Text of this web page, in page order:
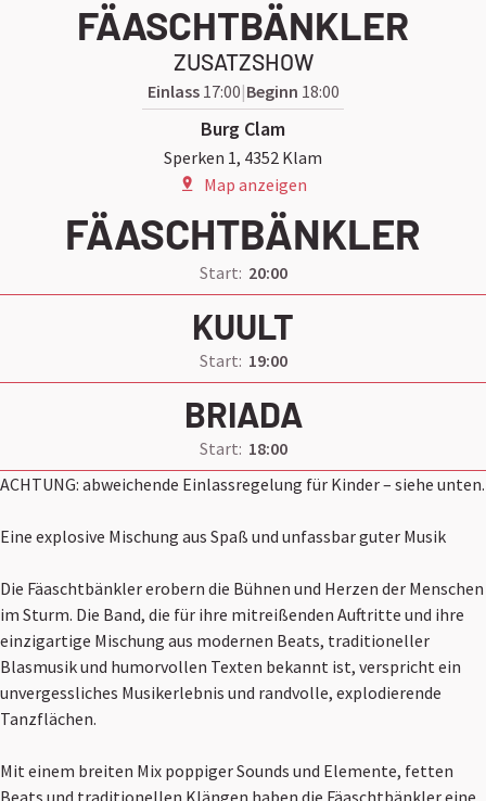
FÄASCHTBÄNKLER
ZUSATZSHOW
Einlass17:00 Beginn 18:00
Burg Clam
Sperken 1, 4352 Klam
Map anzeigen
FÄASCHTBÄNKLER
Start: 20:00
KUULT
Start: 19:00
BRIADA
Start: 18:00
ACHTUNG: abweichende Einlassregelung für Kinder – siehe unten.
Eine explosive Mischung aus Spaß und unfassbar guter Musik
Die Fäaschtbänkler erobern die Bühnen und Herzen der Menschen
im Sturm. Die Band, die für ihre mitreißenden Auftritte und ihre
einzigartige Mischung aus modernen Beats, traditioneller
Blasmusik und humorvollen Texten bekannt ist, verspricht ein
unvergessliches Musikerlebnis und randvolle, explodierende
Tanzflächen.
Mit einem breiten Mix poppiger Sounds und Elemente, fetten